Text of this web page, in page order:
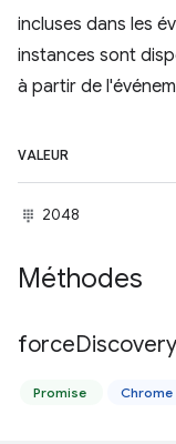
incluses dans les
instances sont
à partir de
VALEUR
2048
Méthodes
force
Promise